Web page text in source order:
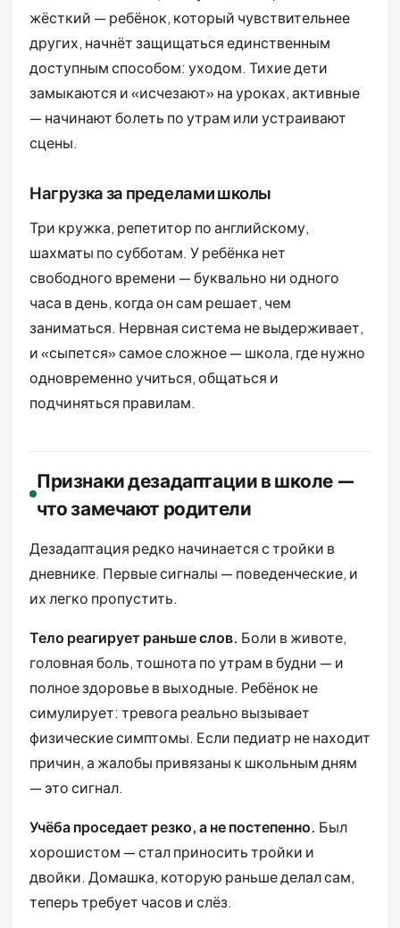
жёсткий — ребёнок, который чувствительнее
других, начнёт защищаться единственным
доступным способом: уходом. Тихие дети
замыкаются и «исчезают» на уроках, активные
— начинают болеть по утрам или устраивают
сцены.
Нагрузка за пределами школы
Три кружка, репетитор по английскому,
шахматы по субботам. У ребёнка нет
свободного времени — буквально ни одного
часа в день, когда он сам решает, чем
заниматься. Нервная система не выдерживает,
и «сыпется» самое сложное — школа, где нужно
одновременно учиться, общаться и
подчиняться правилам.
Признаки дезадаптации в школе —
что замечают родители
Дезадаптация редко начинается с тройки в
дневнике. Первые сигналы — поведенческие, и
их легко пропустить.
Тело реагирует раньше слов. Боли в животе,
головная боль, тошнота по утрам в будни — и
полное здоровье в выходные. Ребёнок не
симулирует: тревога реально вызывает
физические симптомы. Если педиатр не находит
причин, а жалобы привязаны к школьным дням
— это сигнал.
Учёба проседает резко, а не постепенно. Был
хорошистом — стал приносить тройки и
двойки. Домашка, которую раньше делал сам,
теперь требует часов и слёз.